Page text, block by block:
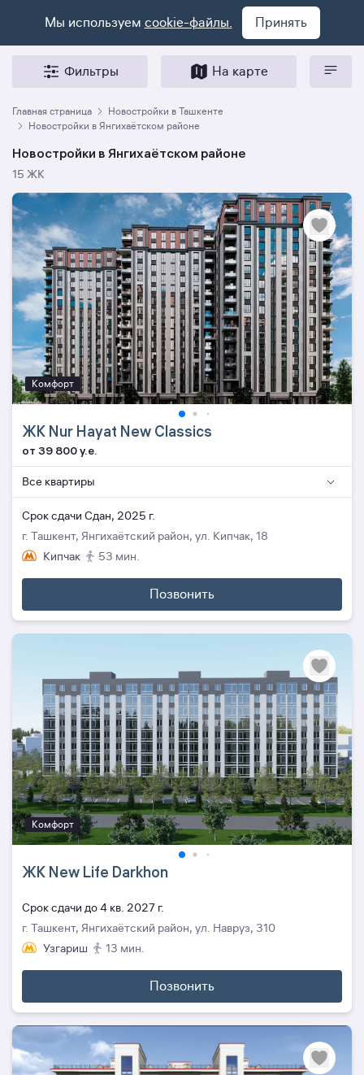
Мы используем cookie-файлы. Принять
Фильтры На карте
Главная страница
Новостройки в Ташкенте
Новостройки в Янгихаётском районе
Новостройки в Янгихаётском районе
15 ЖК
Комфорт
ЖК Nur Hayat New Classics
от 39 800 y.e.
Все квартиры
Cрок сдачи Сдан, 2025 г.
г. Ташкент, Янгихаётский район, ул. Кипчак, 18
Кипчак
53 мин.
Позвонить
Комфорт
ЖК New Life Darkhon
Cрок сдачи до 4 кв. 2027 г.
г. Ташкент, Янгихаётский район, ул. Навруз, 310
Узгариш
13 мин.
Позвонить